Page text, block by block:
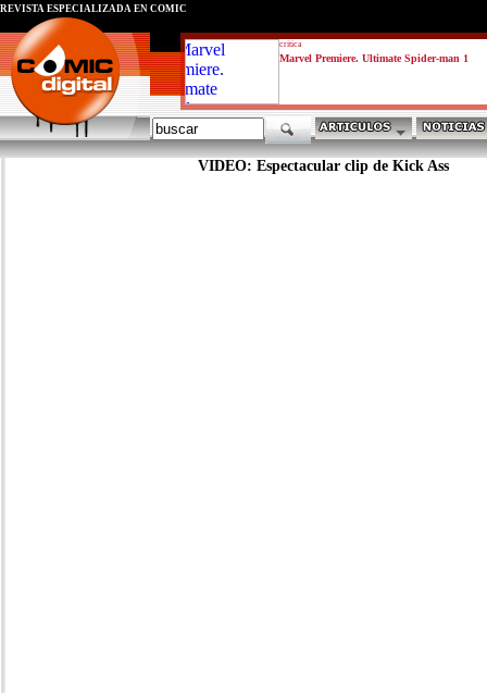
critica
Marvel Premiere. Ultimate Spider-man 1
REVISTA ESPECIALIZADA EN CÓMIC
VIDEO: Espectacular clip de Kick Ass